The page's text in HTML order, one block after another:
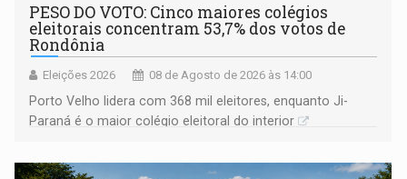
PESO DO VOTO: Cinco maiores colégios
eleitorais concentram 53,7% dos votos de
Rondônia
Eleições 2026 08 de Agosto de 2026 às 14:00
Porto Velho lidera com 368 mil eleitores, enquanto Ji-
Paraná é o maior colégio eleitoral do interior